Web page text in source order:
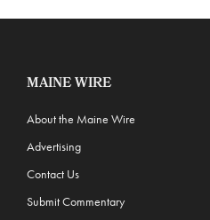
MAINE WIRE
About the Maine Wire
Advertising
Contact Us
Submit Commentary